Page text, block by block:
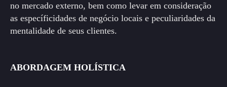
no mercado externo, bem como levar em consideração
as específicidades de negócio locais e peculiaridades da
mentalidade de seus clientes.
ABORDAGEM HOLÍSTICA